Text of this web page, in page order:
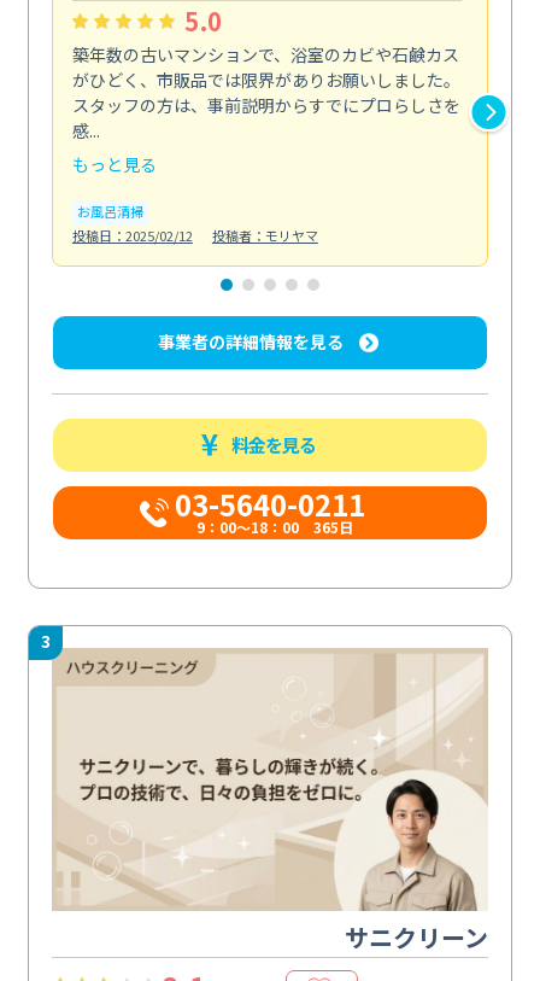
5.0
築年数の古いマンションで、浴室のカビや石鹸カス
がひどく、市販品では限界がありお願いしました。
スタッフの方は、事前説明からすでにプロらしさを
感...
もっと見る
お風呂清掃
投稿日：2025/02/12
投稿者：モリヤマ
事業者の詳細情報を見る
料金を見る
03-5640-0211
9：00～18：00 365日
3
サニクリーン